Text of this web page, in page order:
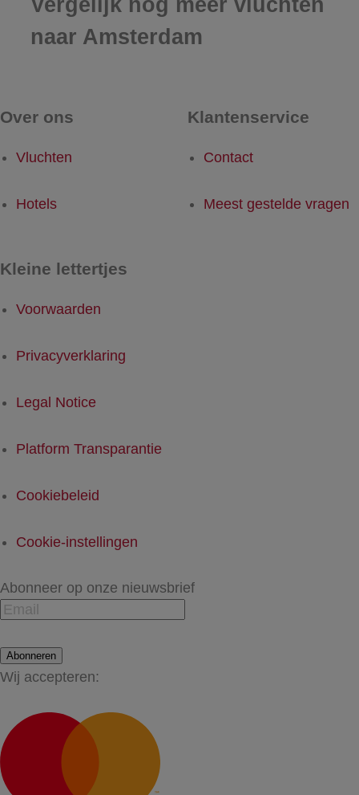
Vergelijk nog meer vluchten
naar Amsterdam
Over ons
Vluchten
Hotels
Klantenservice
Contact
Meest gestelde vragen
Kleine lettertjes
Voorwaarden
Privacyverklaring
Legal Notice
Platform Transparantie
Cookiebeleid
Cookie-instellingen
Abonneer op onze nieuwsbrief
Abonneren
Wij accepteren: